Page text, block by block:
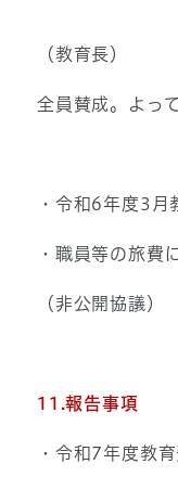
（教育長）
全員賛成。よっ
・令和6年度3月
・職員等の旅費
（非公開協議）
11.報告事項
・令和7年度教